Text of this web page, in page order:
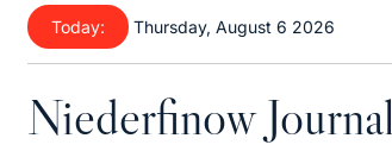
Skip
content
Today: Thursday, August 6 2026
Niederfinow